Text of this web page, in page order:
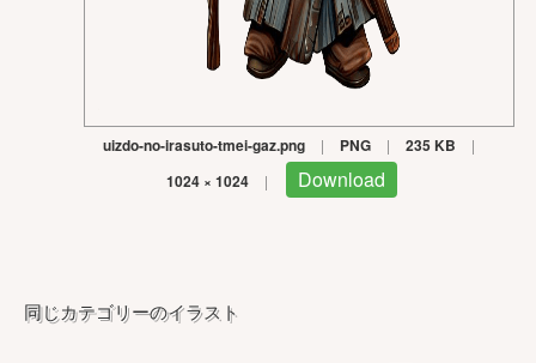
uizdo-no-irasuto-tmei-gaz.png | PNG | 235 KB |
1024 × 1024 | Download
同じカテゴリーのイラスト